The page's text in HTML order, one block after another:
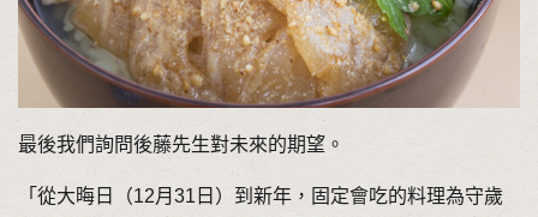
最後我們詢問後藤先生對未來的期望。
「從大晦日（12月31日）到新年，固定會吃的料理為守歲